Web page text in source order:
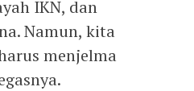
IKN, dan
Namun, kita
menjelma